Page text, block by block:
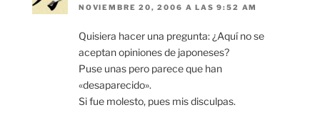
NOVIEMBRE 20, 2006 A LAS 9:52 AM
Quisiera hacer una pregunta: ¿Aquí no se
aceptan opiniones de japoneses?
Puse unas pero parece que han
«desaparecido».
Si fue molesto, pues mis disculpas.